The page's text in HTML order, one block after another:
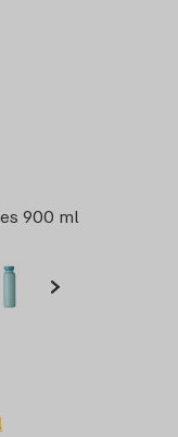
900 ml